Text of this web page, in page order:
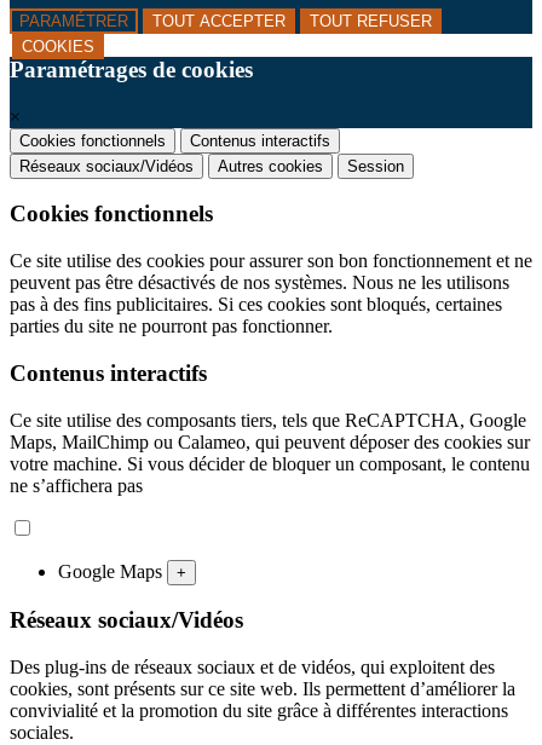
PARAMÉTRER TOUT ACCEPTER
TOUT REFUSER
COOKIES
Paramétrages de cookies
×
Cookies fonctionnels
Contenus interactifs
Réseaux sociaux/Vidéos
Autres cookies Session
Cookies fonctionnels
Ce site utilise des cookies pour assurer son bon fonctionnement et ne
peuvent pas être désactivés de nos systèmes. Nous ne les utilisons
pas à des fins publicitaires. Si ces cookies sont bloqués, certaines
parties du site ne pourront pas fonctionner.
Contenus interactifs
Ce site utilise des composants tiers, tels que ReCAPTCHA, Google
Maps, MailChimp ou Calameo, qui peuvent déposer des cookies sur
votre machine. Si vous décider de bloquer un composant, le contenu
ne s’affichera pas
Google Maps +
Réseaux sociaux/Vidéos
Des plug-ins de réseaux sociaux et de vidéos, qui exploitent des
cookies, sont présents sur ce site web. Ils permettent d’améliorer la
convivialité et la promotion du site grâce à différentes interactions
sociales.